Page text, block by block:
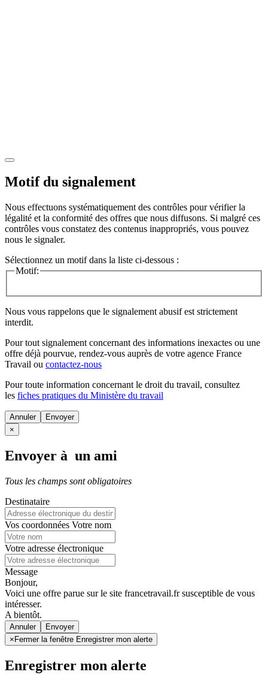
Motif du signalement
Nous effectuons systématiquement des contrôles pour vérifier la
légalité et la conformité des offres que nous diffusons. Si malgré ces
contrôles vous constatez des contenus inappropriés, vous pouvez
nous le signaler.
Sélectionnez un motif dans la liste ci-dessous :
Motif:
Nous vous rappelons que le signalement abusif est strictement
interdit.
Pour tout signalement concernant des informations inexactes ou une
offre déjà pourvue, rendez-vous auprès de votre agence France
Travail ou contactez-nous
Pour toute information concernant le droit du travail, consultez
les fiches pratiques du Ministère du travail
Annuler
×
Envoyer à un ami
Tous les champs sont obligatoires
Destinataire
Vos coordonnées Votre nom
Votre adresse électronique
Message
Bonjour,
Voici une offre parue sur le site francetravail.fr susceptible de vous
intéresser.
A bientôt.
Annuler
× Fermer la fenêtre Enregistrer mon alerte
Enregistrer mon alerte